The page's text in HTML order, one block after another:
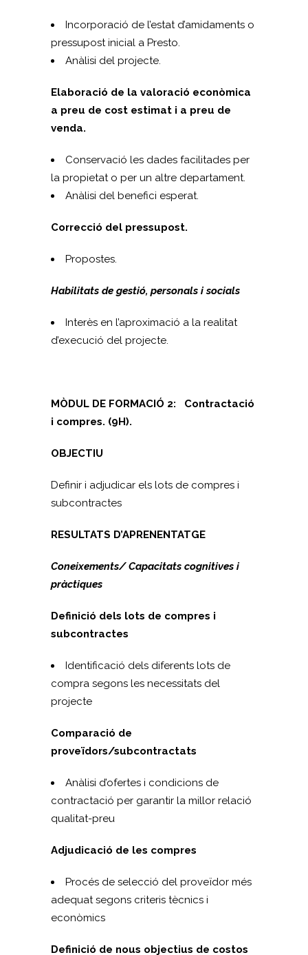
Incorporació de l’estat d’amidaments o
pressupost inicial a Presto.
Anàlisi del projecte.
Elaboració de la valoració econòmica
a preu de cost estimat i a preu de
venda.
Conservació les dades facilitades per
la propietat o per un altre departament.
Anàlisi del benefici esperat.
Correcció del pressupost.
Propostes.
Habilitats de gestió, personals i socials
Interès en l’aproximació a la realitat
d’execució del projecte.
MÒDUL DE FORMACIÓ 2: Contractació
i compres. (9H).
OBJECTIU
Definir i adjudicar els lots de compres i
subcontractes
RESULTATS D’APRENENTATGE
Coneixements/ Capacitats cognitives i
pràctiques
Definició dels lots de compres i
subcontractes
Identificació dels diferents lots de
compra segons les necessitats del
projecte
Comparació de
proveïdors/subcontractats
Anàlisi d’ofertes i condicions de
contractació per garantir la millor relació
qualitat-preu
Adjudicació de les compres
Procés de selecció del proveïdor més
adequat segons criteris tècnics i
econòmics
Definició de nous objectius de costos